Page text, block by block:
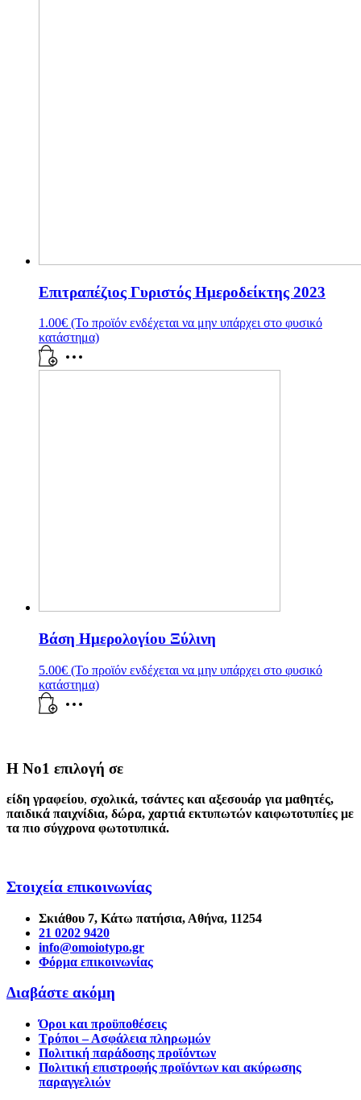
Επιτραπέζιος Γυριστός Ημεροδείκτης 2023
1.00€ (Το προϊόν ενδέχεται να μην υπάρχει στο φυσικό
κατάστημα)
Βάση Ημερολογίου Ξύλινη
5.00€ (Το προϊόν ενδέχεται να μην υπάρχει στο φυσικό
κατάστημα)
Η Νο1 επιλογή σε
είδη γραφείου, σχολικά, τσάντες και αξεσουάρ για μαθητές,
παιδικά παιχνίδια, δώρα, χαρτιά εκτυπωτών καιφωτοτυπίες με
τα πιο σύγχρονα φωτοτυπικά.
Στοιχεία επικοινωνίας
Σκιάθου 7, Κάτω πατήσια, Αθήνα, 11254
21 0202 9420
info@omoiotypo.gr
Φόρμα επικοινωνίας
Διαβάστε ακόμη
Όροι και προϋποθέσεις
Τρόποι – Ασφάλεια πληρωμών
Πολιτική παράδοσης προϊόντων
Πολιτική επιστροφής προϊόντων και ακύρωσης
παραγγελιών